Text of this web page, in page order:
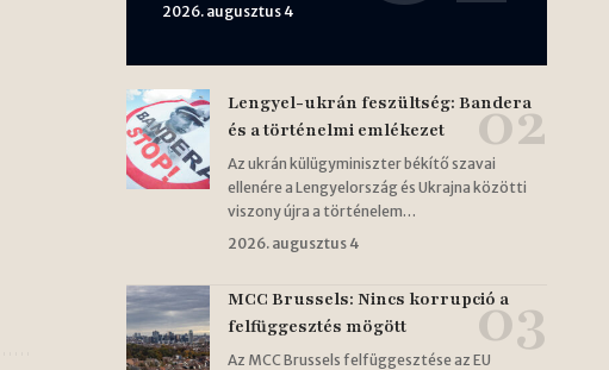
2026. augusztus 4
Lengyel-ukrán feszültség: Bandera
és a történelmi emlékezet
Az ukrán külügyminiszter békítő szavai
ellenére a Lengyelország és Ukrajna közötti
viszony újra a történelem…
2026. augusztus 4
MCC Brussels: Nincs korrupció a
felfüggesztés mögött
Az MCC Brussels felfüggesztése az EU